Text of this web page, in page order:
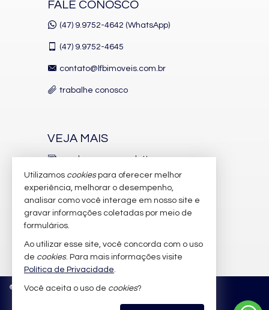
FALE CONOSCO
(47) 9.9752-4642 (WhatsApp)
(47) 9.9752-4645
contato@lfbimoveis.com.br
trabalhe conosco
VEJA MAIS
receba nosso newsletter
indicadores financeiros
cadastre seu imóvel
imóveis favoritos
mapa de imóveis
© 2026 CRECI/SC 6.388-J Política de Privacidade
Utilizamos cookiespara oferecer melhor
experiência, melhorar o desempenho,
analisar como você interage em nosso site e
gravar informações coletadas por meio de
formulários.
Ao utilizar esse site, você concorda com o uso
de cookies. Para mais informações visite
Política de Privacidade.
Você aceita o uso de cookies?